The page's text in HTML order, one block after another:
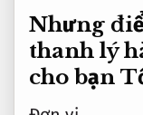
Nhưng
thanh lý
cho bạn